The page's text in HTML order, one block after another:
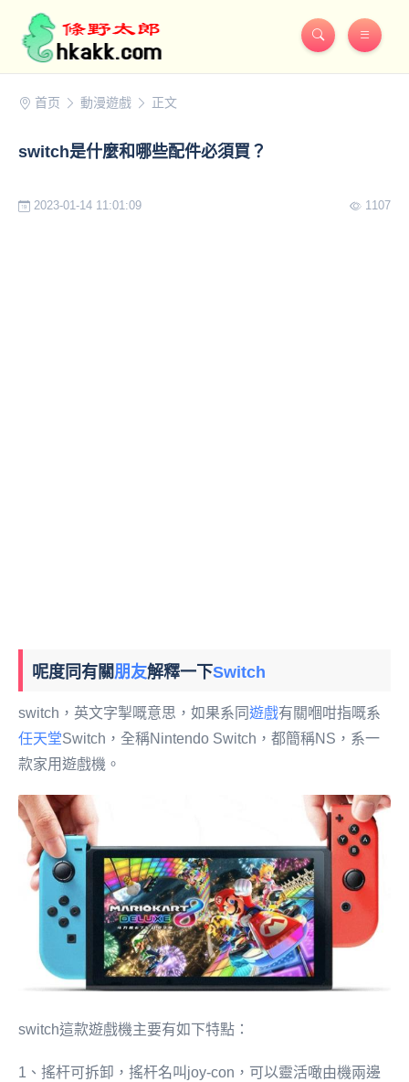
首页 動漫遊戲 正文
switch是什麼和哪些配件必須買？
2023-01-14 11:01:09 1107
呢度同有關朋友解釋一下Switch
switch，英文字掣嘅意思，如果系同 遊戲有關嗰咁指嘅系
任天堂Switch，全稱Nintendo Switch，都簡稱NS，系一
款家用遊戲機。
switch這款遊戲機主要有如下特點：
1、搖杆可拆卸，搖杆名叫joy-con，可以靈活噉由機兩邊